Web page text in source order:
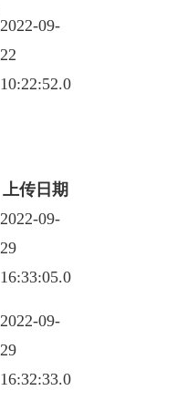
2022-09-
22
10:22:52.0
上传日期
2022-09-
29
16:33:05.0
2022-09-
29
16:32:33.0